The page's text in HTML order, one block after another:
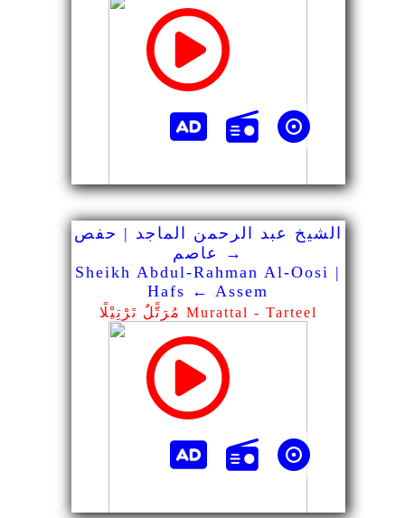
الشيخ عبد الرحمن الماجد | حفص
→ عاصم
Sheikh Abdul-Rahman Al-Oosi |
Hafs ← Assem
مُرَتًّلٌ تَرْتِيْلًا Murattal - Tarteel